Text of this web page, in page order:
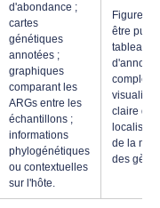
d'abondance ;
cartes
génétiques
annotées ;
graphiques
comparant les
ARGs entre les
échantillons ;
informations
phylogénétiques
ou contextuelles
sur l'hôte.
Figures
être
tableaux
complets ;
claire de
de la
des